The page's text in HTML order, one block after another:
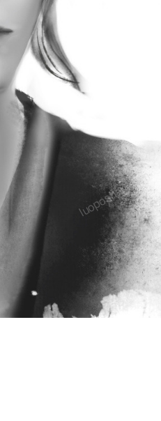
luoposhan.com